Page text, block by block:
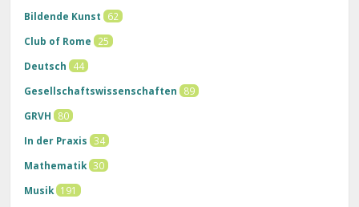
Bildende Kunst
62
Club of Rome
25
Deutsch
44
Gesellschaftswissenschaften
89
GRVH
80
In der Praxis 34
Mathematik 30
Musik 191